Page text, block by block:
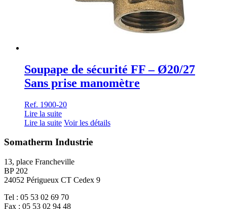
Soupape de sécurité FF – Ø20/27
Sans prise manomètre
Ref. 1900-20
Lire la suite
Lire la suite Voir les détails
Somatherm Industrie
13, place Francheville
BP 202
24052 Périgueux CT Cedex 9
Tel : 05 53 02 69 70
Fax : 05 53 02 94 48